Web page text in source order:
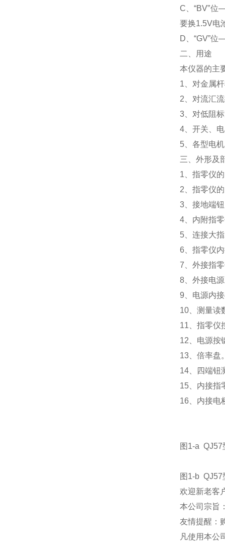
C、“BV”位
要换1.5V电
D、“GV”
二、
用途
本仪器的主
1、对金属
2、对流汇
3、对低阻
4、开关、
5、各型电
三、 外形及
1、指零仪
2、指零仪
3、接地端
4、内附指
5、连接大
6、指零仪
7、外接指
8、外接电
9、电源内
10、测量读
11、指零仪
12、电源按
13、倍率盘
14、四端钮
15、内接指
16、内接电
图1-a QJ57
图1-b QJ57
欢迎新老客
本公司宗旨
友情提醒：
凡使用本公